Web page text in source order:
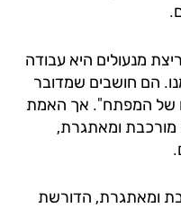
היא עבודה
חושבים שמדובר
המפתח". אך האמת
ומאתגרת,
הדורשת